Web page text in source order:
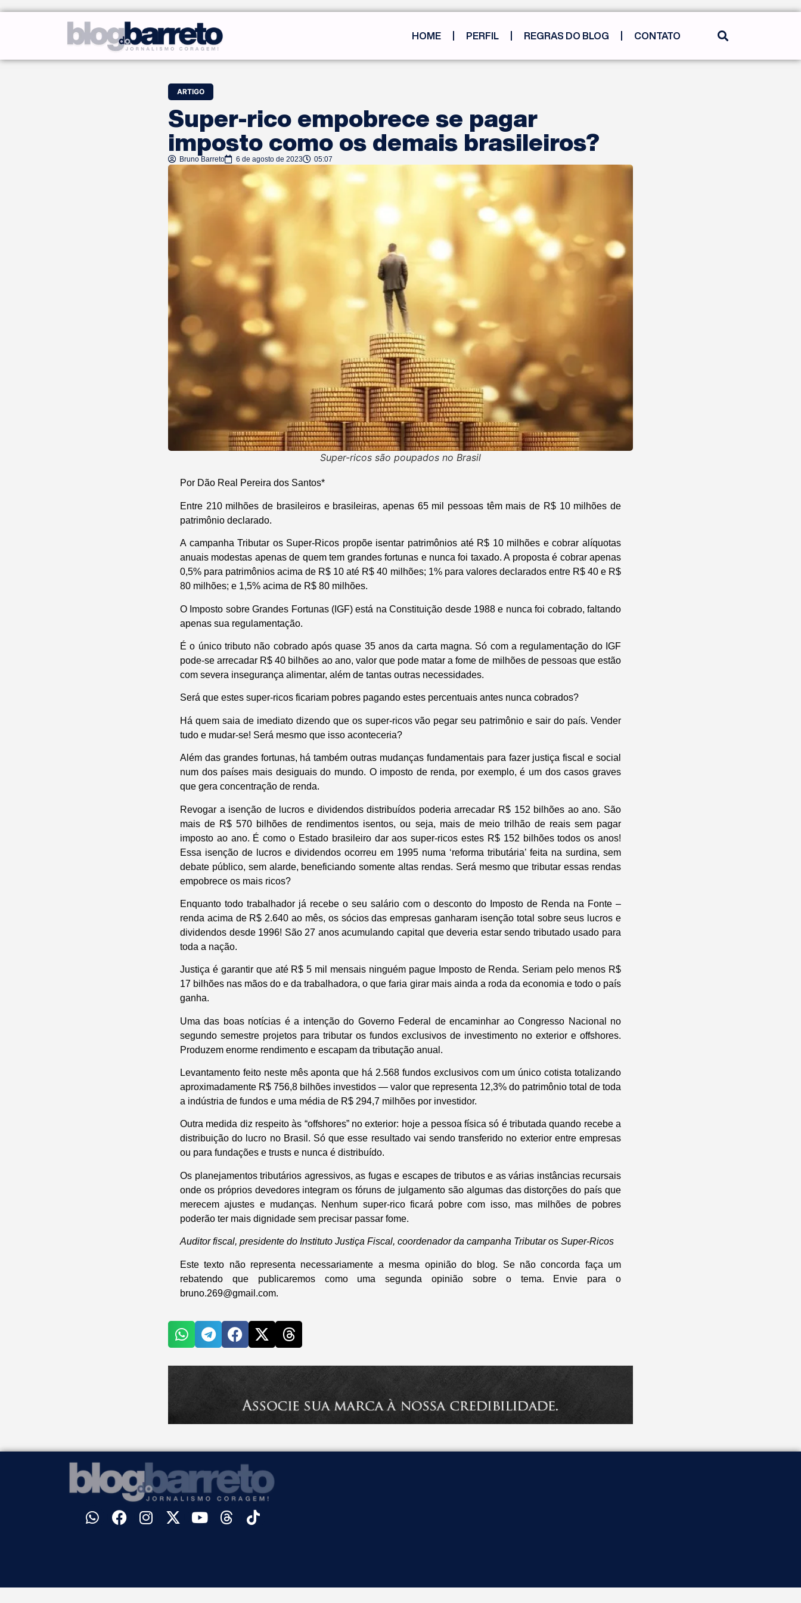
HOME PERFIL REGRAS DO BLOG CONTATO
ARTIGO
Super-rico empobrece se pagar
imposto como os demais brasileiros?
Bruno Barreto 6 de agosto de 2023 05:07
Super-ricos são poupados no Brasil
Por Dão Real Pereira dos Santos*
Entre 210 milhões de brasileiros e brasileiras, apenas 65 mil pessoas têm mais de R$ 10 milhões de
patrimônio declarado.
A campanha Tributar os Super-Ricos propõe isentar patrimônios até R$ 10 milhões e cobrar alíquotas
anuais modestas apenas de quem tem grandes fortunas e nunca foi taxado. A proposta é cobrar apenas
0,5% para patrimônios acima de R$ 10 até R$ 40 milhões; 1% para valores declarados entre R$ 40 e R$
80 milhões; e 1,5% acima de R$ 80 milhões.
O Imposto sobre Grandes Fortunas (IGF) está na Constituição desde 1988 e nunca foi cobrado, faltando
apenas sua regulamentação.
É o único tributo não cobrado após quase 35 anos da carta magna. Só com a regulamentação do IGF
pode-se arrecadar R$ 40 bilhões ao ano, valor que pode matar a fome de milhões de pessoas que estão
com severa insegurança alimentar, além de tantas outras necessidades.
Será que estes super-ricos ficariam pobres pagando estes percentuais antes nunca cobrados?
Há quem saia de imediato dizendo que os super-ricos vão pegar seu patrimônio e sair do país. Vender
tudo e mudar-se! Será mesmo que isso aconteceria?
Além das grandes fortunas, há também outras mudanças fundamentais para fazer justiça fiscal e social
num dos países mais desiguais do mundo. O imposto de renda, por exemplo, é um dos casos graves
que gera concentração de renda.
Revogar a isenção de lucros e dividendos distribuídos poderia arrecadar R$ 152 bilhões ao ano. São
mais de R$ 570 bilhões de rendimentos isentos, ou seja, mais de meio trilhão de reais sem pagar
imposto ao ano. É como o Estado brasileiro dar aos super-ricos estes R$ 152 bilhões todos os anos!
Essa isenção de lucros e dividendos ocorreu em 1995 numa ‘reforma tributária’ feita na surdina, sem
debate público, sem alarde, beneficiando somente altas rendas. Será mesmo que tributar essas rendas
empobrece os mais ricos?
Enquanto todo trabalhador já recebe o seu salário com o desconto do Imposto de Renda na Fonte –
renda acima de R$ 2.640 ao mês, os sócios das empresas ganharam isenção total sobre seus lucros e
dividendos desde 1996! São 27 anos acumulando capital que deveria estar sendo tributado usado para
toda a nação.
Justiça é garantir que até R$ 5 mil mensais ninguém pague Imposto de Renda. Seriam pelo menos R$
17 bilhões nas mãos do e da trabalhadora, o que faria girar mais ainda a roda da economia e todo o país
ganha.
Uma das boas notícias é a intenção do Governo Federal de encaminhar ao Congresso Nacional no
segundo semestre projetos para tributar os fundos exclusivos de investimento no exterior e offshores.
Produzem enorme rendimento e escapam da tributação anual.
Levantamento feito neste mês aponta que há 2.568 fundos exclusivos com um único cotista totalizando
aproximadamente R$ 756,8 bilhões investidos — valor que representa 12,3% do patrimônio total de toda
a indústria de fundos e uma média de R$ 294,7 milhões por investidor.
Outra medida diz respeito às “offshores” no exterior: hoje a pessoa física só é tributada quando recebe a
distribuição do lucro no Brasil. Só que esse resultado vai sendo transferido no exterior entre empresas
ou para fundações e trusts e nunca é distribuído.
Os planejamentos tributários agressivos, as fugas e escapes de tributos e as várias instâncias recursais
onde os próprios devedores integram os fóruns de julgamento são algumas das distorções do país que
merecem ajustes e mudanças. Nenhum super-rico ficará pobre com isso, mas milhões de pobres
poderão ter mais dignidade sem precisar passar fome.
Auditor fiscal, presidente do Instituto Justiça Fiscal, coordenador da campanha Tributar os Super-Ricos
Este texto não representa necessariamente a mesma opinião do blog. Se não concorda faça um
rebatendo que publicaremos como uma segunda opinião sobre o tema. Envie para o
bruno.269@gmail.com.